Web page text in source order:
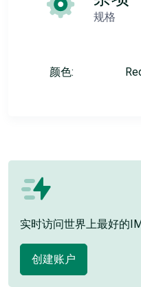
规格
颜色:
实时访问世界上最好的
创建账户